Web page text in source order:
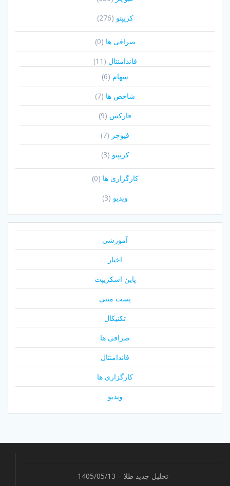
کریپتو (276)
صرافی ها (0)
فاندامنتال (11)
سهام (6)
شاخص ها (7)
فارکس (9)
فیوچر (7)
کریپتو (3)
کارگزاری ها (0)
ویدیو (3)
آموزشی
اخبار
پاین اسکریپت
پست متنی
تکنیکال
صرافی ها
فاندامنتال
کارگزاری ها
ویدیو
تحلیل جدید طلا – 1405/05/13